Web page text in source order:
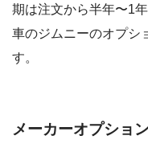
期は注文から半年〜1
車のジムニーのオプシ
す。
メーカーオプショ